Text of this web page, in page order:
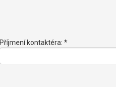
Příjmení kontaktéra: *